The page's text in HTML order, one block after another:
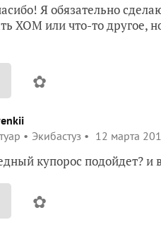
Я обязательно
ХОМ или что-то другое,
✿
Экибастуз 12 марта
купорос подойдет? и
✿